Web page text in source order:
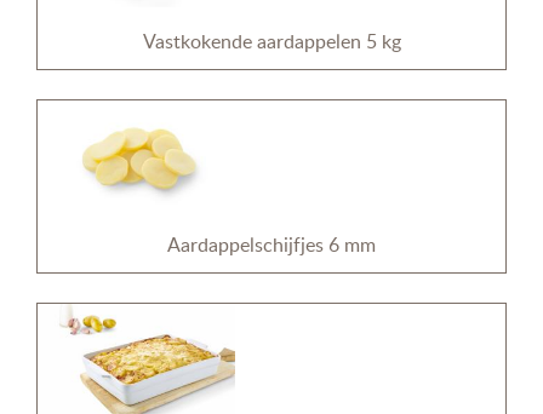
Vastkokende aardappelen 5 kg
Aardappelschijfjes 6 mm